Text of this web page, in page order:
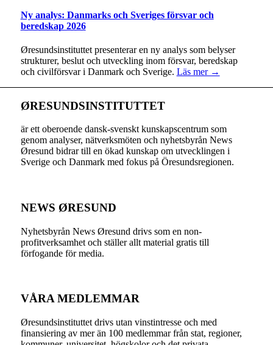
Ny analys: Danmarks och Sveriges försvar och
beredskap 2026
Øresundsinstituttet presenterar en ny analys som belyser
strukturer, beslut och utveckling inom försvar, beredskap
och civilförsvar i Danmark och Sverige. Läs mer →
ØRESUNDSINSTITUTTET
är ett oberoende dansk-svenskt kunskapscentrum som
genom analyser, nätverksmöten och nyhetsbyrån News
Øresund bidrar till en ökad kunskap om utvecklingen i
Sverige och Danmark med fokus på Öresundsregionen.
NEWS ØRESUND
Nyhetsbyrån News Øresund drivs som en non-
profitverksamhet och ställer allt material gratis till
förfogande för media.
VÅRA MEDLEMMAR
Øresundsinstituttet drivs utan vinst­intresse och med
finansiering av mer än 100 medlemmar från stat, regioner,